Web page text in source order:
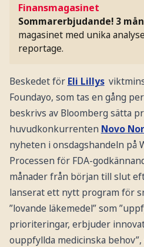
Finansmagasinet
Sommarerbjudande! 3
magasinet med unika
reportage.
Beskedet för Eli Lillys
Foundayo, som tas en gång
beskrivs av Bloomberg sätta
huvudkonkurrenten Novo
nyheten i onsdagshandeln på
Processen för FDA-
månader från början till slut
lanserat ett nytt program för
”lovande läkemedel” som
prioriteringar, erbjuder
ouppfyllda medicinska